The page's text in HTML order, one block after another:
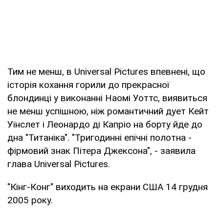
Тим не менш, в Universal Pictures впевнені, що
історія кохання горили до прекрасної
блондинці у виконанні Наомі Уоттс, виявиться
не менш успішною, ніж романтичний дует Кейт
Уїнслет і Леонардо ді Капріо на борту йде до
дна "Титаніка". "Тригодинні епічні полотна -
фірмовий знак Пітера Джексона", - заявила
глава Universal Pictures.
"Кінг-Конг" виходить на екрани США 14 грудня
2005 року.